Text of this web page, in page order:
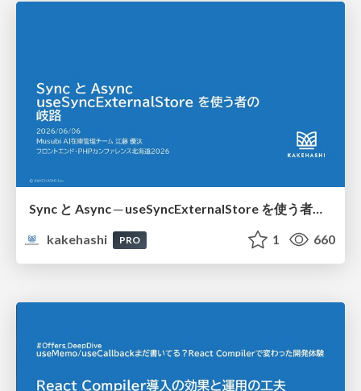
Sync と Async ─ useSyncExternalStore を使う者の岐路
kakehashi
PRO 1 660